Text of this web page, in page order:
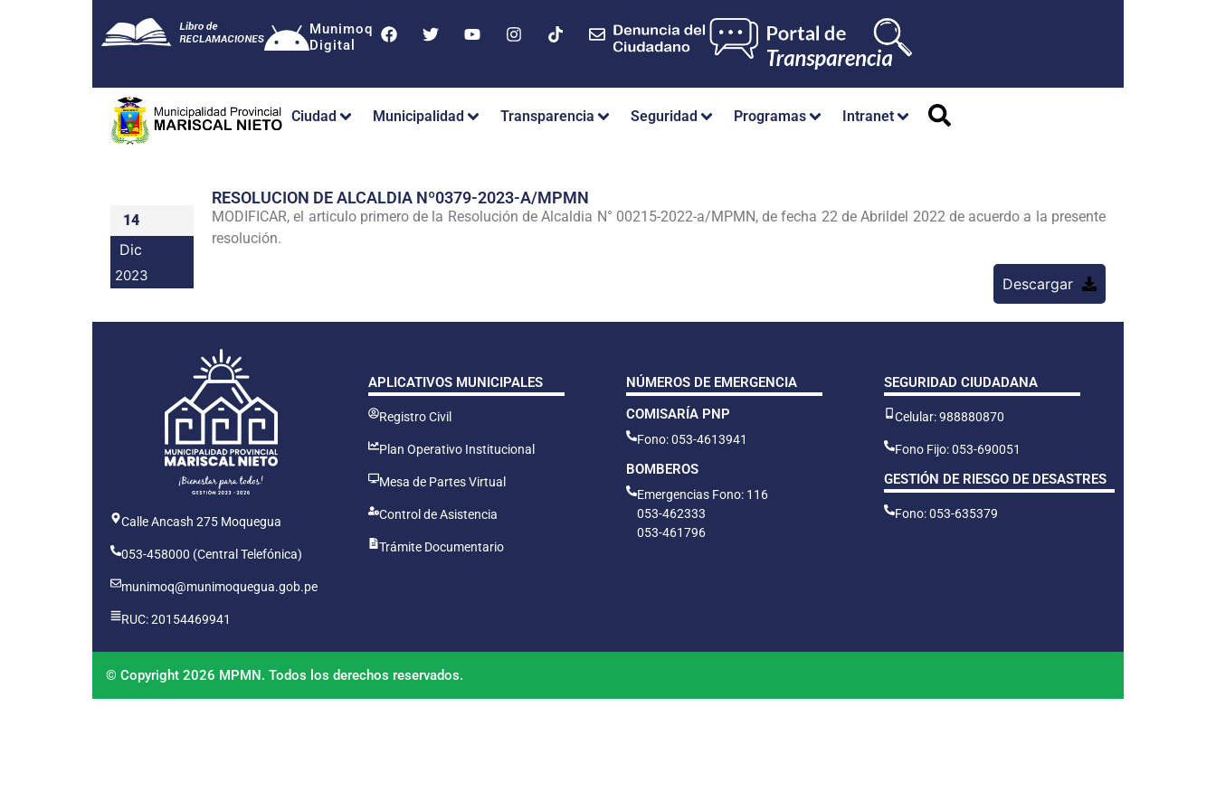
Munimoq
Digital
Ciudad Municipalidad Transparencia Seguridad Programas Intranet
14
Dic
2023
RESOLUCION DE ALCALDIA Nº0379-2023-A/MPMN
MODIFICAR, el articulo primero de la Resolución de Alcaldia N° 00215-2022-a/MPMN, de fecha 22 de Abrildel 2022 de acuerdo a la presente
resolución.
Descargar
Calle Ancash 275 Moquegua
053-458000 (Central Telefónica)
munimoq@munimoquegua.gob.pe
RUC: 20154469941
APLICATIVOS MUNICIPALES
Registro Civil
Plan Operativo Institucional
Mesa de Partes Virtual
Control de Asistencia
Trámite Documentario
NÚMEROS DE EMERGENCIA
COMISARÍA PNP
Fono: 053-4613941
BOMBEROS
Emergencias Fono: 116
053-462333
053-461796
SEGURIDAD CIUDADANA
Celular: 988880870
Fono Fijo: 053-690051
GESTIÓN DE RIESGO DE DESASTRES
Fono: 053-635379
© Copyright 2026 MPMN. Todos los derechos reservados.